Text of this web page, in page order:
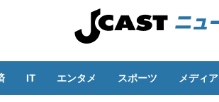
IT エンタメ スポーツ メディア